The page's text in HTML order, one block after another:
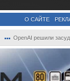
О САЙТЕ
OpenAI решили засудить